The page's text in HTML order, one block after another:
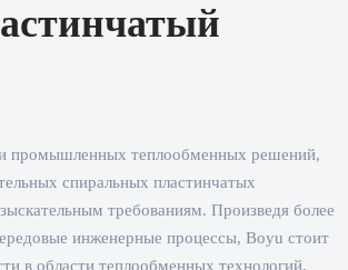
промышленных теплообменных решений,
спиральных пластинчатых
требованиям. Произведя более
инженерные процессы, Boyu стоит
в области теплообменных технологий.